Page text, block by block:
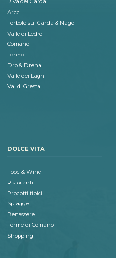
Riva del Garda
Arco
Torbole sul Garda & Nago
Valle di Ledro
Comano
Tenno
Dro & Drena
Valle dei Laghi
Val di Gresta
DOLCE VITA
Food & Wine
Ristoranti
Prodotti tipici
Spiagge
Benessere
Terme di Comano
Shopping